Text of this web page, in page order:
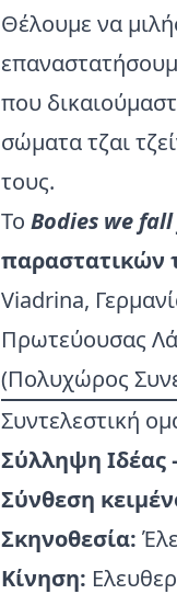
Θέλουμε να
που
σώματα τζαι
τους.
Το Bodies we
παραστατικών
Viadrina,
Πρωτεύουσας
(Πολυχώρος
Συντελεστική
Σύλληψη Ιδέας
Σύνθεση
Σκηνοθεσία:
Κίνηση: